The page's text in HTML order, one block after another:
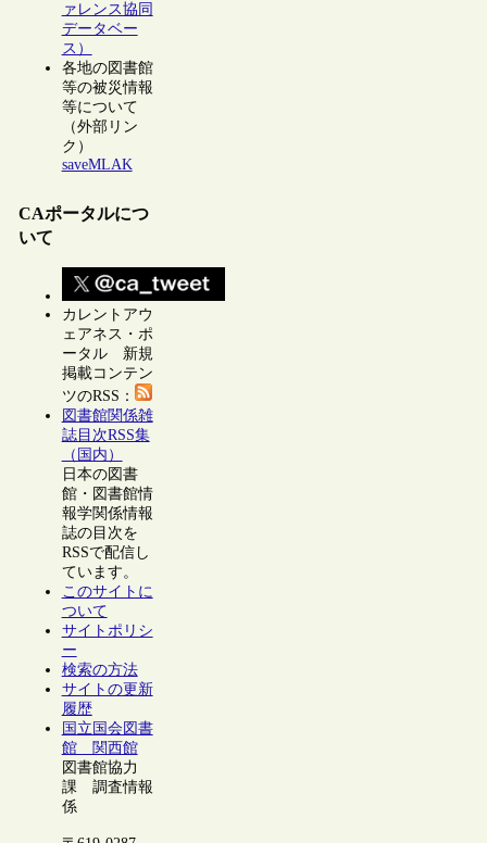
ァレンス協同
データベー
ス）
各地の図書館
等の被災情報
等について
（外部リン
ク）
saveMLAK
CAポータルにつ
いて
カレントアウ
ェアネス・ポ
ータル 新規
掲載コンテン
ツのRSS：
図書館関係雑
誌目次RSS集
（国内）
日本の図書
館・図書館情
報学関係情報
誌の目次を
RSSで配信し
ています。
このサイトに
ついて
サイトポリシ
ー
検索の方法
サイトの更新
履歴
国立国会図書
館 関西館
図書館協力
課 調査情報
係